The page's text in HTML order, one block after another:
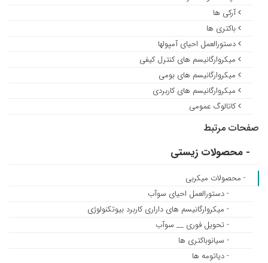
آرکی ها
باکتری ها
دستورالعمل احیای آمپولها
میکروارگانیسم های کنترل کیفی
میکروارگانیسم های بومی
میکروارگانیسم های کاربردی
کاتالوگ عمومی
صفحات مرتبط
- محصولات زیستی
- محصولات میکربی
- دستورالعمل احیای سوآب
- میکروارگانیسم های داراری کاربرد بیوتکنولوژی
- تحویل فوری __ سوآب
- سیانوباکتری ها
- دیاتومه ها